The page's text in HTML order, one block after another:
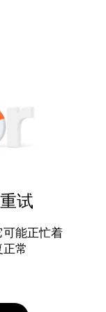
试
能正忙着
常